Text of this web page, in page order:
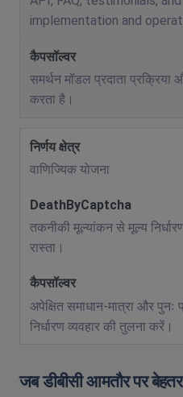
implementation and
समर्थन मॉडल प्रदाता प्रक्रिया
करता है।
वाणिज्यिक योजना
तकनीकी मूल्यांकन से मूल्य
रास्ता।
अपेक्षित समाधान-मात्रा और पुनः
निर्धारण व्यवहार की तुलना करें।
जब डीबीसी आमतौर पर